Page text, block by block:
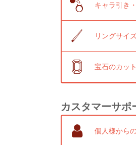
キャラ引き
リングサイ
宝石のカッ
カスタマーサポ
個人様から